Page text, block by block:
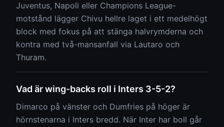
Juventus, Napoli eller Champions League-
motstånd lägger Chivu hellre laget i ett medelhögt
block med fokus på att stänga halvrymderna och
kontra med två-mansanfall via Lautaro och
Thuram.
Vad är wing-backs roll i Inters 3-5-2?
Dimarco på vänster och Dumfries på höger är
hörnstenarna i Inters bredd. När Inter har boll går